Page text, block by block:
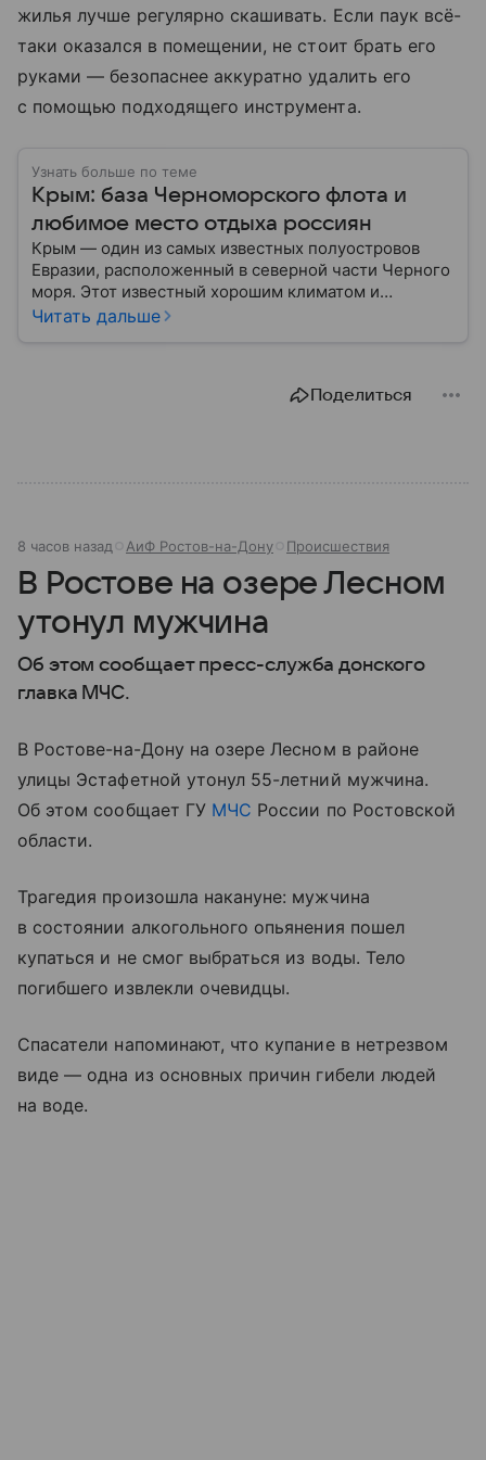
жилья лучше регулярно скашивать. Если паук всё-
таки оказался в помещении, не стоит брать его
руками — безопаснее аккуратно удалить его
с помощью подходящего инструмента.
Узнать больше по теме
Крым: база Черноморского флота и
любимое место отдыха россиян
Крым — один из самых известных полуостровов
Евразии, расположенный в северной части Черного
моря. Этот известный хорошим климатом и
красивой природой регион имеет также огромное
положение сделало полуостров ключевой точкой
Читать дальше
Поделиться
8 часов назад АиФ Ростов-на-Дону Происшествия
В Ростове на озере Лесном
утонул мужчина
Об этом сообщает пресс-служба донского
главка МЧС.
В Ростове-на-Дону на озере Лесном в районе
улицы Эстафетной утонул 55-летний мужчина.
Об этом сообщает ГУ МЧС России по Ростовской
области.
Трагедия произошла накануне: мужчина
в состоянии алкогольного опьянения пошел
купаться и не смог выбраться из воды. Тело
погибшего извлекли очевидцы.
Спасатели напоминают, что купание в нетрезвом
виде — одна из основных причин гибели людей
на воде.